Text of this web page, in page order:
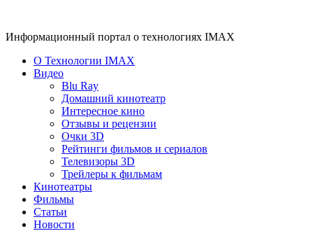
Информационный портал о технологиях IMAX
О Технологии IMAX
Видео
Blu Ray
Домашний кинотеатр
Интересное кино
Отзывы и рецензии
Очки 3D
Рейтинги фильмов и сериалов
Телевизоры 3D
Трейлеры к фильмам
Кинотеатры
Фильмы
Статьи
Новости